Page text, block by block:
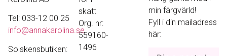
Tel: 033-12 00 25
info@annakarolina.se
Solskensbutiken:
skatt
Org. nr:
559160-
1496
min färgvärld!
Fyll i din mailadress
här: